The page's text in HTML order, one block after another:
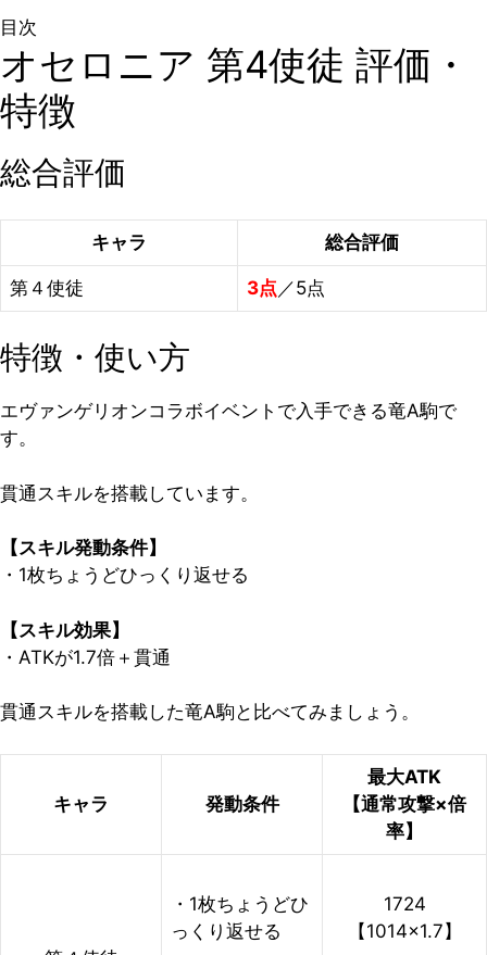
目次
オセロニア 第4使徒 評価・
特徴
総合評価
キャラ 総合評価
第４使徒 3点 ／5点
特徴・使い方
エヴァンゲリオンコラボイベントで入手できる竜A駒で
す。
貫通スキルを搭載しています。
【スキル発動条件】
・1枚ちょうどひっくり返せる
【スキル効果】
・ATKが1.7倍＋貫通
貫通スキルを搭載した竜A駒と比べてみましょう。
キャラ 発動条件
最大ATK
【通常攻撃×倍
率】
・1枚ちょうどひ
っくり返せる
1724
【1014×1.7】